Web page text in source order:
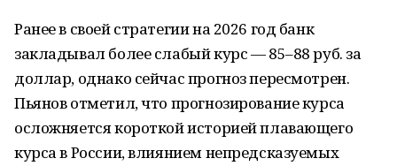
Ранее в своей стратегии на 2026 год банк
закладывал более слабый курс — 85–88 руб. за
доллар, однако сейчас прогноз пересмотрен.
Пьянов отметил, что прогнозирование курса
осложняется короткой историей плавающего
курса в России, влиянием непредсказуемых